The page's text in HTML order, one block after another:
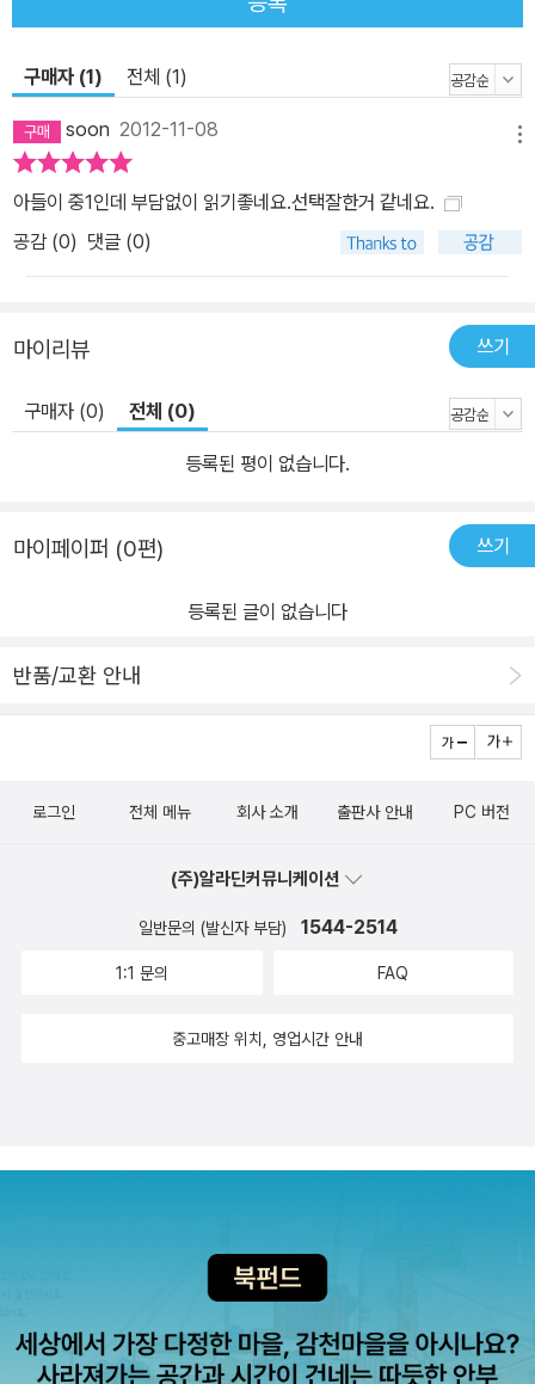
졌다고 해도) 청소년 독자들을 전혀 배려하지 않은 문장의 구조나 흐
름-길이, 어휘, 호흡-은 독서 지구력이 길지 않은 청소년들의 독서욕
을 오히려 바닥으로 떨어뜨리기에 충분하다. 이에, 푸른숲주니어에서
는 오롯이 청소년들을 위해 고전 문학 작품들을 새롭게 정비해야 할
필요성을 절감하였다. 소화 능력이 부족한 청소년들에게 무작정 완역
본을 권하기보다는, 완역본으로 가는 징검다리 역할을 해 줄 만한 중
간 단계의 세계 명작 시리즈가 필요하다는 생각을 한 것이다. ‘푸른숲
면, 그걸로 충분히 목적을 이룬 것이라 믿는다. 그야말로 ‘징검다리’
클래식이기 때문이다.
구매자 (1) 전체 (1)
soon 2012-11-08
아들이 중1인데 부담없이 읽기좋네요.선택잘한거 같네요.
공감 (0) 댓글 (0)
마이리뷰 쓰기
구매자 (0) 전체 (0)
등록된 평이 없습니다.
마이페이퍼 (0편) 쓰기
등록된 글이 없습니다
반품/교환 안내
로그인 전체 메뉴 회사 소개 출판사 안내 PC 버전
(주)알라딘커뮤니케이션
일반문의 (발신자 부담) 1544-2514
1:1 문의 FAQ
중고매장 위치, 영업시간 안내